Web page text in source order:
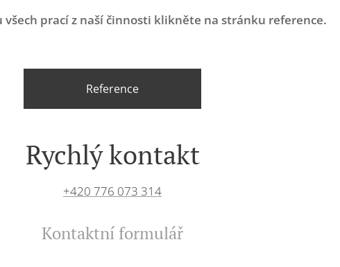
všech prací z naší činnosti klikněte na stránku reference.
Reference
Rychlý kontakt
+420 776 073 314
Kontaktní formulář